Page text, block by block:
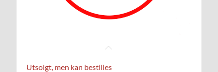
Utsolgt, men kan bestilles